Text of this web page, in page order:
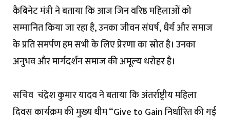
कैबिनेट मंत्री ने बताया कि आज जिन वरिष्ठ महिलाओं को
सम्मानित किया जा रहा है, उनका जीवन संघर्ष, धैर्य और समाज
के प्रति समर्पण हम सभी के लिए प्रेरणा का स्रोत है। उनका
अनुभव और मार्गदर्शन समाज की अमूल्य धरोहर है।
सचिव चंद्रेश कुमार यादव ने बताया कि अंतर्राष्ट्रीय महिला
दिवस कार्यक्रम की मुख्य थीम “Give to Gain निर्धारित की गई